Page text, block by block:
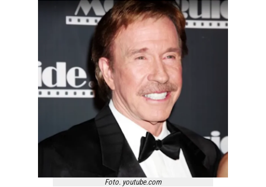
Foto. youtube.com